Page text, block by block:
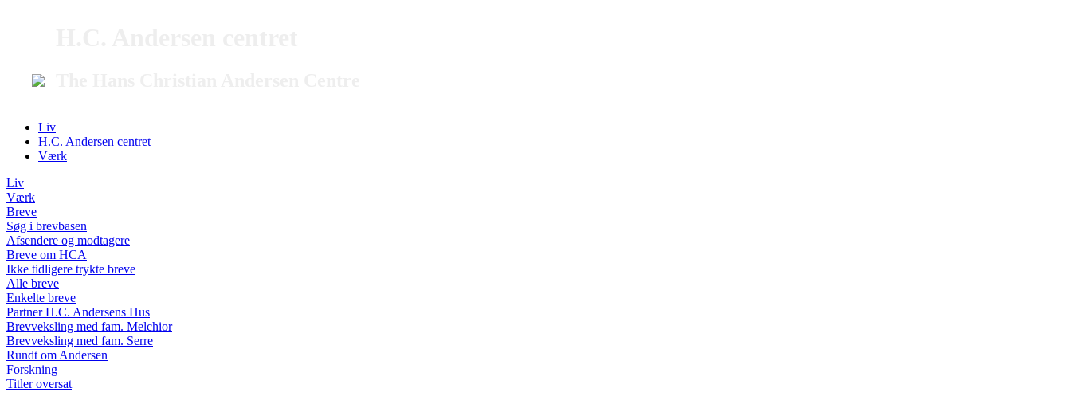
Liv
H.C. Andersen centret
Værk
Liv
Værk
Breve
Søg i brevbasen
Afsendere og modtagere
Breve om HCA
Ikke tidligere trykte breve
Alle breve
Enkelte breve
Partner H.C. Andersens Hus
Brevveksling med fam. Melchior
Brevveksling med fam. Serre
Rundt om Andersen
Forskning
Titler oversat